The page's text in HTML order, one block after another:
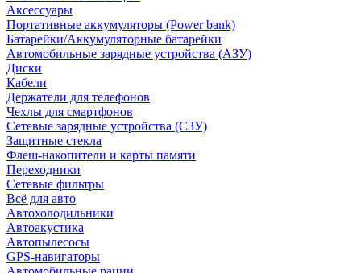
Аксессуары
Портативные аккумуляторы (Power bank)
Батарейки/Аккумуляторные батарейки
Автомобильные зарядные устройства (АЗУ)
Диски
Кабели
Держатели для телефонов
Чехлы для смартфонов
Сетевые зарядные устройства (СЗУ)
Защитные стекла
Флеш-накопители и карты памяти
Переходники
Сетевые фильтры
Всё для авто
Автохолодильники
Автоакустика
Автопылесосы
GPS-навигаторы